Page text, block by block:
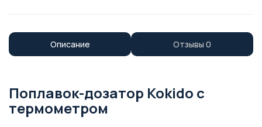
Описание Отзывы 0
Поплавок-дозатор Kokido с
термометром